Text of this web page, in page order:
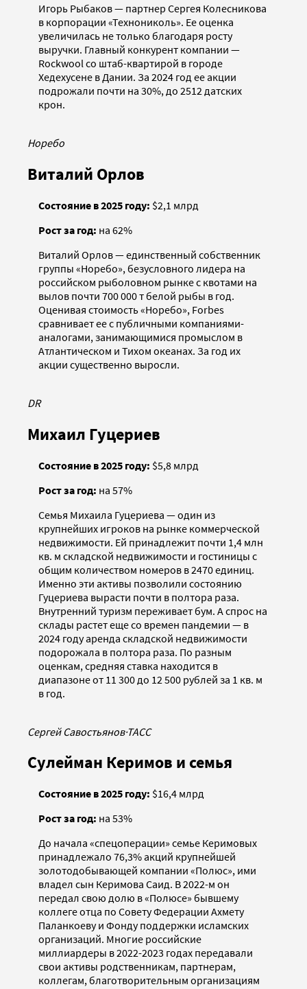
Игорь Рыбаков — партнер Сергея Колесникова
в корпорации «Технониколь». Ее оценка
увеличилась не только благодаря росту
выручки. Главный конкурент компании —
Rockwool со штаб-квартирой в городе
Хедехусене в Дании. За 2024 год ее акции
подрожали почти на 30%, до 2512 датских
крон.
Норебо
Виталий Орлов
Состояние в 2025 году: $2,1 млрд
Рост за год: на 62%
Виталий Орлов — единственный собственник
группы «Норебо», безусловного лидера на
российском рыболовном рынке с квотами на
вылов почти 700 000 т белой рыбы в год.
Оценивая стоимость «Норебо», Forbes
сравнивает ее с публичными компаниями-
аналогами, занимающимися промыслом в
Атлантическом и Тихом океанах. За год их
акции существенно выросли.
DR
Михаил Гуцериев
Состояние в 2025 году: $5,8 млрд
Рост за год: на 57%
Семья Михаила Гуцериева — один из
крупнейших игроков на рынке коммерческой
недвижимости. Ей принадлежит почти 1,4 млн
кв. м складской недвижимости и гостиницы с
общим количеством номеров в 2470 единиц.
Именно эти активы позволили состоянию
Гуцериева вырасти почти в полтора раза.
Внутренний туризм переживает бум. А спрос на
склады растет еще со времен пандемии — в
2024 году аренда складской недвижимости
подорожала в полтора раза. По разным
оценкам, средняя ставка находится в
диапазоне от 11 300 до 12 500 рублей за 1 кв. м
в год.
Сергей Савостьянов·ТАСС
Сулейман Керимов и семья
Состояние в 2025 году: $16,4 млрд
Рост за год: на 53%
До начала «спецоперации» семье Керимовых
принадлежало 76,3% акций крупнейшей
золотодобывающей компании «Полюс», ими
владел сын Керимова Саид. В 2022-м он
передал свою долю в «Полюсе» бывшему
коллеге отца по Совету Федерации Ахмету
Паланкоеву и Фонду поддержки исламских
организаций. Многие российские
миллиардеры в 2022-2023 годах передавали
свои активы родственникам, партнерам,
коллегам, благотворительным организациям